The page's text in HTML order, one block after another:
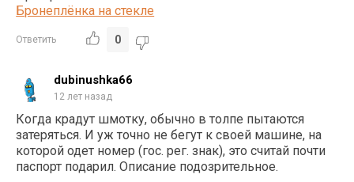
Бронеплёнка на стекле
Ответить 0
dubinushka66
12 лет назад
Когда крадут шмотку, обычно в толпе пытаются
затеряться. И уж точно не бегут к своей машине, на
которой одет номер (гос. рег. знак), это считай почти
паспорт подарил. Описание подозрительное.